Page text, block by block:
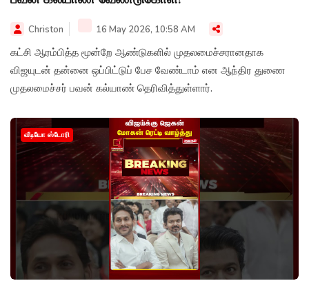
Christon 16 May 2026, 10:58 AM
கட்சி ஆரம்பித்த மூன்றே ஆண்டுகளில் முதலமைச்சரானதாக
விஜயுடன் தன்னை ஒப்பிட்டுப் பேச வேண்டாம் என ஆந்திர துணை
முதலமைச்சர் பவன் கல்யாண் தெரிவித்துள்ளார்.
வீடியோ ஸ்டோரி